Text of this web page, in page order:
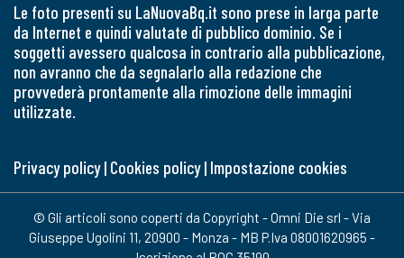
Le foto presenti su LaNuovaBq.it sono prese in larga parte
da Internet e quindi valutate di pubblico dominio. Se i
soggetti avessero qualcosa in contrario alla pubblicazione,
non avranno che da segnalarlo alla redazione che
provvederà prontamente alla rimozione delle immagini
utilizzate.
Privacy policy| Cookies policy| Impostazione cookies
© Gli articoli sono coperti da Copyright - Omni Die srl - Via
Giuseppe Ugolini 11, 20900 - Monza - MB P.Iva 08001620965 -